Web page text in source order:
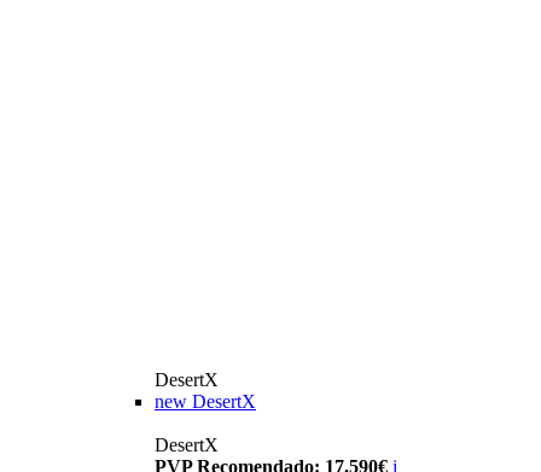
DesertX
new DesertX
DesertX
PVP Recomendado: 17.590€ i